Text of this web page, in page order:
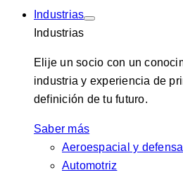
Industrias
Industrias
Elije un socio con un
industria y experiencia de
definición de tu futuro.
Saber más
Aeroespacial y defensa
Automotriz